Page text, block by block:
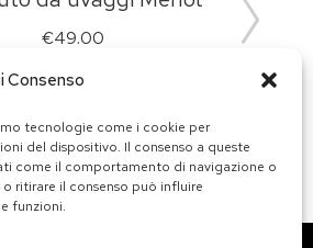
Consenso
tecnologie come i cookie per
del dispositivo. Il consenso a queste
come il comportamento di navigazione o
ritirare il consenso può influire
funzioni.
€49.00
AL CARRELLO